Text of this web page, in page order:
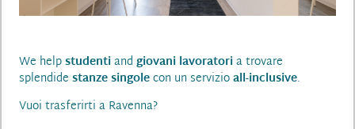
We helpstudentiandgiovani lavoratoria trovare
splendidestanze singolecon un servizioall-inclusive.
Vuoi trasferirti a Ravenna?